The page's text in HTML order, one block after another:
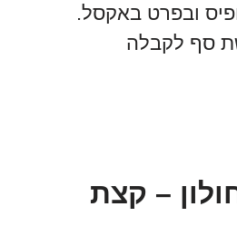
ובפרט באקסל.
סף לקבלה
– קצת